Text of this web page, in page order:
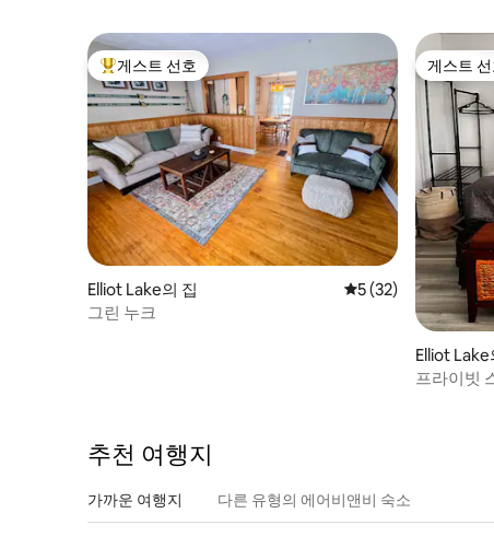
상위 게스트 선호
게스트 선호
Elliot Lake의 집 평점 5점(5점 만점),
5 (32)
그린 누크
게스트
게스트
Elliot
프라이빗
추천 여행지
가까운 여행지 다른 유형의 에어비앤비 숙소